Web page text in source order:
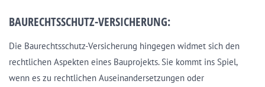
BAURECHTSSCHUTZ-VERSICHERUNG:
Die Baurechtsschutz-Versicherung hingegen widmet sich den
rechtlichen Aspekten eines Bauprojekts. Sie kommt ins Spiel,
wenn es zu rechtlichen Auseinandersetzungen oder